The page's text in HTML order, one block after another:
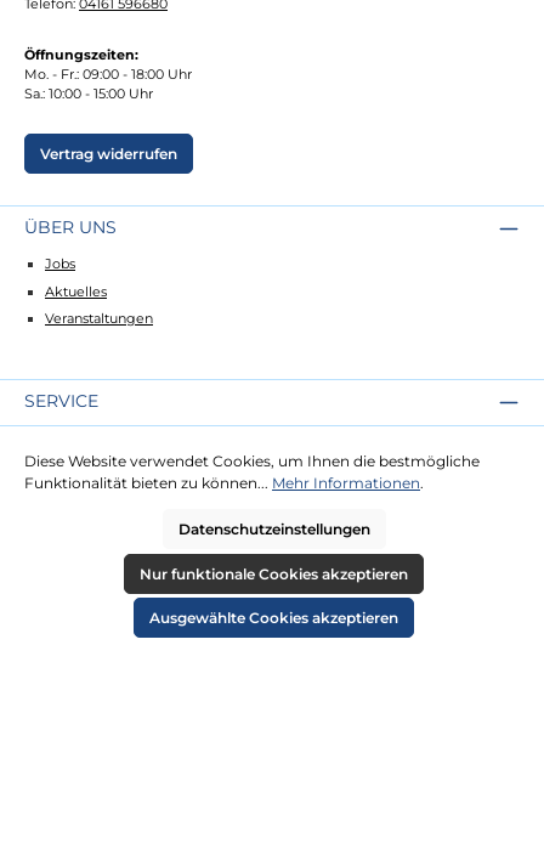
Telefon: 04161 596680
Öffnungszeiten:
Mo. - Fr.: 09:00 - 18:00 Uhr
Sa.: 10:00 - 15:00 Uhr
Vertrag widerrufen
ÜBER UNS
Jobs
Aktuelles
Veranstaltungen
SERVICE
Lieferung
Zahlung
RECHTLICHES
Diese Website verwendet Cookies, um Ihnen die bestmögliche
Funktionalität bieten zu können... Mehr Informationen.
Datenschutzeinstellungen
Nur funktionale Cookies akzeptieren
Ausgewählte Cookies akzeptieren